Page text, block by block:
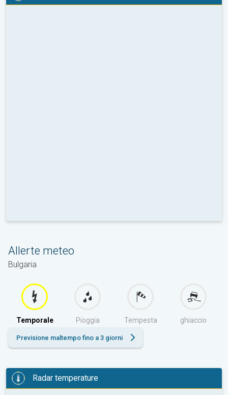
Allerte meteo
Bulgaria
Temporale Pioggia Tempesta ghiaccio
Previsione maltempo fino a 3 giorni
Radar temperature